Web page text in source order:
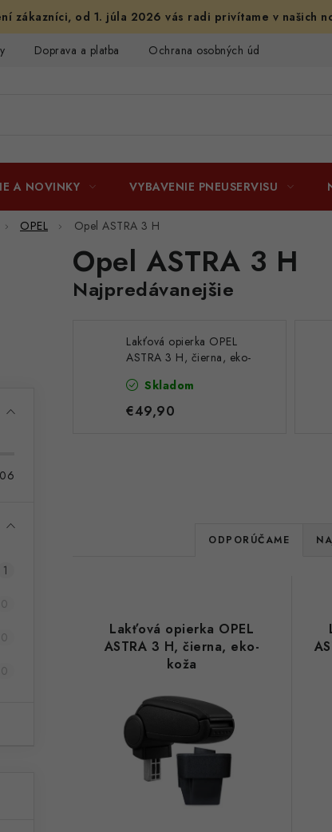
zákazníci, od 1. júla 2026 vás radi privítame v našich
Doprava a platba Ochrana osobných údajov
A NOVINKY VYBAVENIE PNEUSERVISU
OPEL Opel ASTRA 3 H
1
0
0
0
Opel ASTRA 3 H
Najpredávanejšie
Lakťová opierka OPEL
ASTRA 3 H, čierna, eko-
Skladom
€49,90
R
e
n
i
e
p
o
ODPORÚČAME
Lakťová opierka OPEL
ASTRA 3 H, čierna, eko-
koža